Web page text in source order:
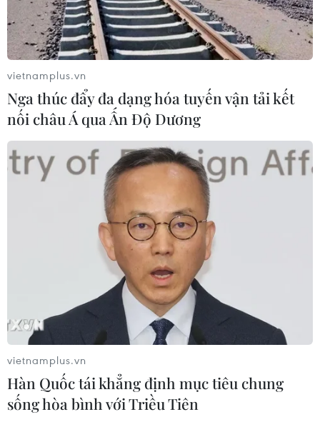
Israel tuyên bố xây dựng "nhà
nước Do Thái" ở Bờ Tây, đáp trả đanh thép
lực lượng khủng bố
Bộ trưởng Quốc phòng Israel tuyên bố sẽ xây dựng một
"nhà nước Do Thái của Israel" tại Bờ Tây, một ngày sau
khi chính phủ nước này công bố việc thành lập 22 khu
định cư mới tại vùng lãnh thổ trên.
vietnamplus.vn
Nga thúc đẩy đa dạng hóa tuyến vận tải kết
nối châu Á qua Ấn Độ Dương
vietnamplus.vn
Hàn Quốc tái khẳng định mục tiêu chung
sống hòa bình với Triều Tiên